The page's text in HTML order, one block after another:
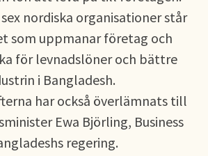
nordiska organisationer står
som uppmanar företag och
för levnadslöner och bättre
i Bangladesh.
har också överlämnats till
Ewa Björling, Business
regering.